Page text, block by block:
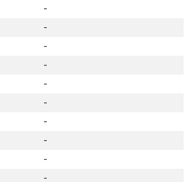
-
-
-
-
-
-
-
-
-
-